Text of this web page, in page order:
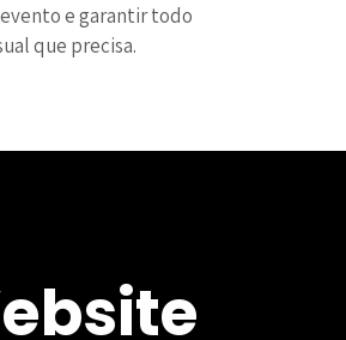
e garantir todo
que precisa.